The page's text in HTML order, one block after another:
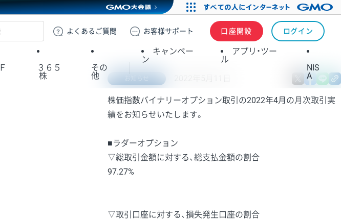
GMOクリック証券
よくある ご質問 お客様サポート 口座開設 ログイン
３６５
株
その
他
キャンペー
ン
アプリ・ツー
ル
NIS
A
X
株価指数バイナリーオプション取引の2022年4月の月次取引実
績をお知らせいたします。
■ラダーオプション
▽総取引金額に対する、総支払金額の割合
97.27%
▽取引口座に対する、損失発生口座の割合